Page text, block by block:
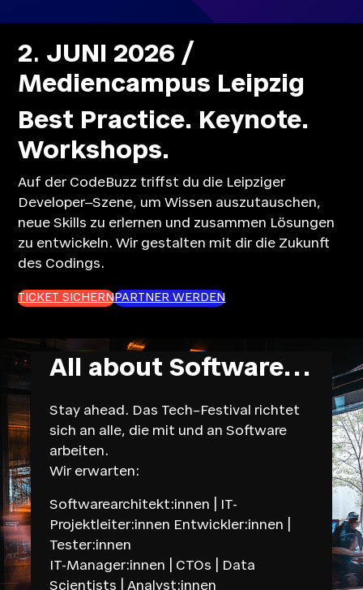
2. JUNI 2026 /
Mediencampus Leipzig
Best Practice. Keynote.
Workshops.
Auf der CodeBuzz triffst du die Leipziger
Developer‒Szene, um Wissen auszutauschen,
neue Skills zu erlernen und zusammen Lösungen
zu entwickeln. Wir gestalten mit dir die Zukunft
des Codings.
TICKET SICHERNPARTNER WERDEN
All about Software…
Stay ahead. Das Tech–Festival richtet
sich an alle, die mit und an Software
arbeiten.
Wir erwarten:
Softwarearchitekt:innen | IT-
Projektleiter:innen Entwickler:innen |
Tester:innen
IT-Manager:innen | CTOs | Data
Scientists | Analyst:innen